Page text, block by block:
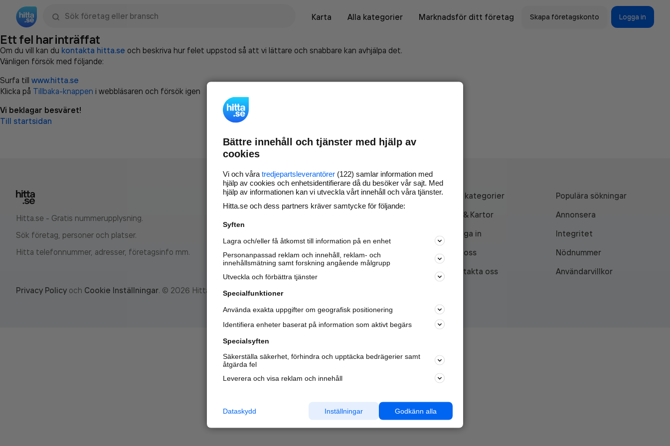
Karta
Alla kategorier Marknadsför ditt företag Skapa företagskonto Logga in
Ett fel har inträffat
Om du vill kan du kontakta hitta.se och beskriva hur felet uppstod så att vi lättare och snabbare kan avhjälpa det.
Vänligen försök med följande:
Surfa till www.hitta.se
Klicka på Tillbaka-knappen i webbläsaren och försök igen
Vi beklagar besväret!
Till startsidan
Hitta.se - Gratis nummerupplysning.
Sök företag, personer och platser.
Hitta telefonnummer, adresser, företagsinfo mm.
Marknadsför företaget på
nya kunder och
samarbetspartners nära dig.
Läs mer här
Alla kategorier
Populära sökningar
API & Kartor
Annonsera
Logga in
Integritet
Om oss
Nödnummer
Kontakta oss
Användarvillkor
Privacy Policy och Cookie Inställningar. © 2026 Hitta.se
Bättre innehåll och tjänster med hjälp av
cookies
Vi och våra tredjepartsleverantörer (122) samlar information med
hjälp av cookies och enhetsidentifierare då du besöker vår sajt. Med
hjälp av informationen kan vi utveckla vårt innehåll och våra tjänster.
Hitta.se och dess partners kräver samtycke för följande:
Syften
Lagra och/eller få åtkomst till information på en enhet
Personanpassad reklam och innehåll, reklam- och
innehållsmätning samt forskning angående målgrupp
Utveckla och förbättra tjänster
Specialfunktioner
Använda exakta uppgifter om geografisk positionering
Identifiera enheter baserat på information som aktivt begärs
Specialsyften
Säkerställa säkerhet, förhindra och upptäcka bedrägerier samt
åtgärda fel
Leverera och visa reklam och innehåll
Godkänn alla
Inställningar
Dataskydd